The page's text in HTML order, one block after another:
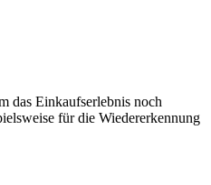
das Einkaufserlebnis noch
für die Wiedererkennung